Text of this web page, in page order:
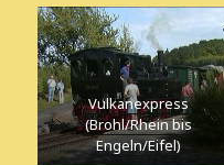
Vulkanexpress
(Brohl/Rhein bis
Engeln/Eifel)